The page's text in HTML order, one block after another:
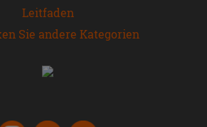
Leitfaden
Sie andere Kategorien